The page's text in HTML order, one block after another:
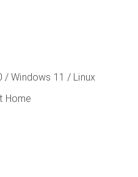
/ Windows 11 / Linux
Home